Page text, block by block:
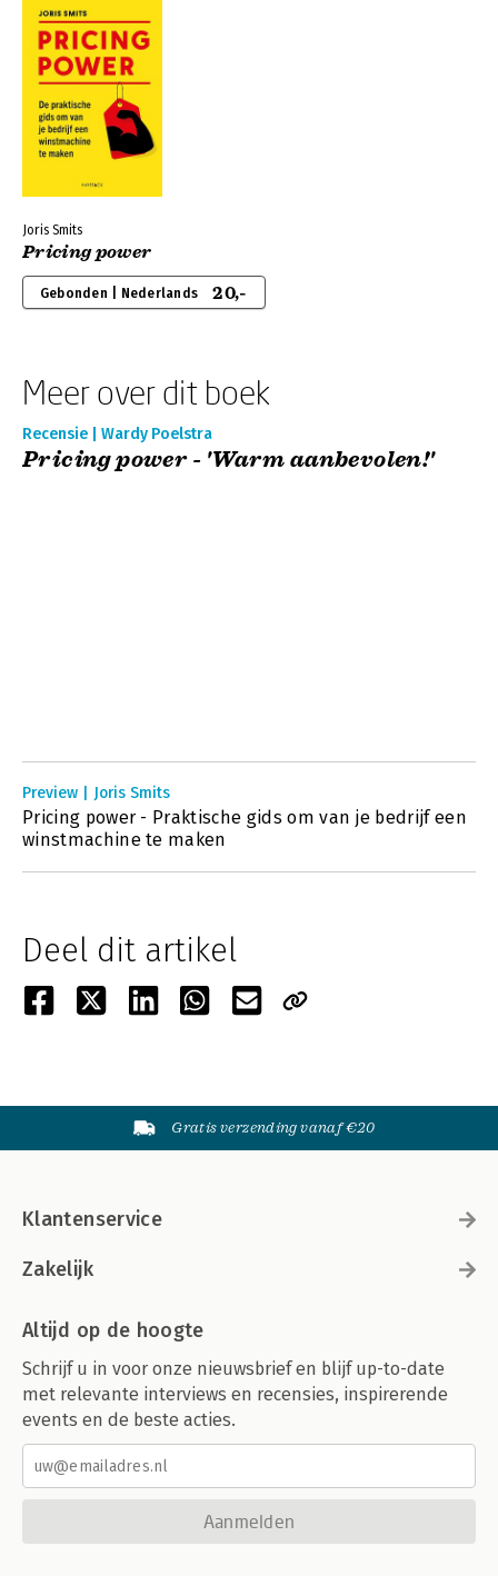
Joris Smits
Pricing power
Gebonden | Nederlands 20,-
Meer over dit boek
Recensie | Wardy Poelstra
Pricing power - 'Warm aanbevolen!'
Preview | Joris Smits
Pricing power - Praktische gids om van je bedrijf een
winstmachine te maken
Deel dit artikel
Gratis verzending vanaf €20
Klantenservice
Zakelijk
Altijd op de hoogte
Schrijf u in voor onze nieuwsbrief en blijf up-to-date
met relevante interviews en recensies, inspirerende
events en de beste acties.
Aanmelden